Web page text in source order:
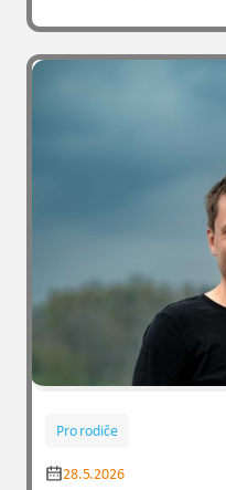
Pro rodiče
28.5.2026